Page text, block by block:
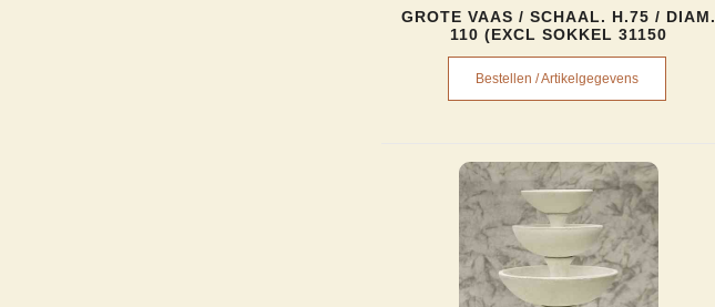
GROTE VAAS / SCHAAL. H.75 / DIAM.
110 (EXCL SOKKEL 31150
Bestellen / Artikelgegevens